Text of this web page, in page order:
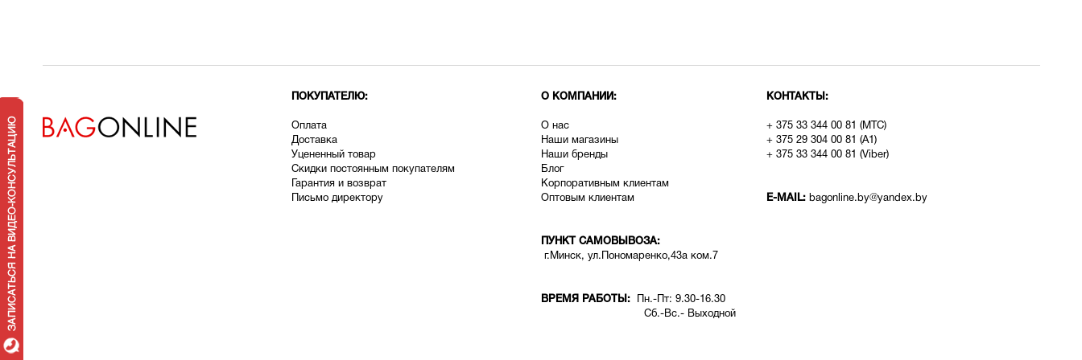
ПОКУПАТЕЛЮ:
Оплата
Доставка
Уцененный товар
Скидки постоянным покупателям
Гарантия и возврат
Письмо директору
О КОМПАНИИ:
О нас
Наши магазины
Наши бренды
Блог
Корпоративным клиентам
Оптовым клиентам
ПУНКТ САМОВЫВОЗА:
г.Минск, ул.Пономаренко,43а ком.7
ВРЕМЯ РАБОТЫ: Пн.-Пт: 9.30-16.30
Сб.-Вс.- Выходной
КОНТАКТЫ:
+ 375 33 344 00 81 (МТС)
+ 375 29 304 00 81 (A1)
+ 375 33 344 00 81 (Viber)
E-MAIL: bagonline.by@yandex.by